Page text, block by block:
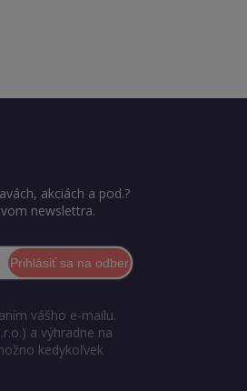
akciách a pod.?
newslettra.
Prihlásiť sa na odber
vášho e-mailu.
a výhradne na
kedykoľvek